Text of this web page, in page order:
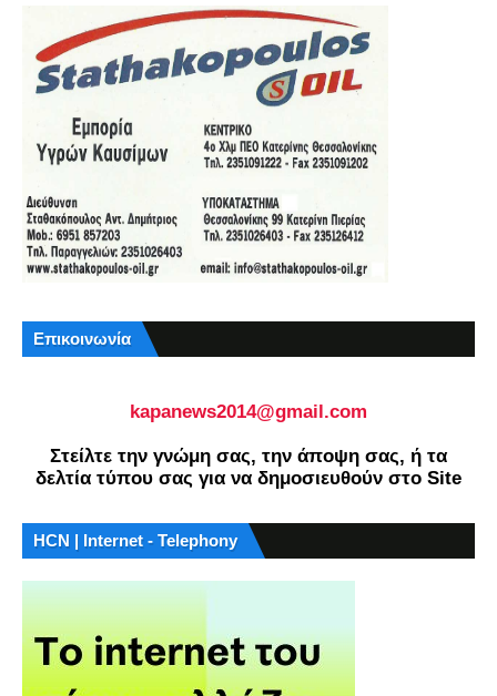
Επικοινωνία
kapanews2014@gmail.com
Στείλτε την γνώμη σας, την άποψη σας, ή τα
δελτία τύπου σας για να δημοσιευθούν στο Site
HCN | Internet - Telephony